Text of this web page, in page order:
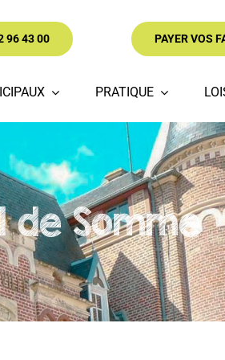
96 43 00 PAYER VOS
PRATIQUE
de Somme